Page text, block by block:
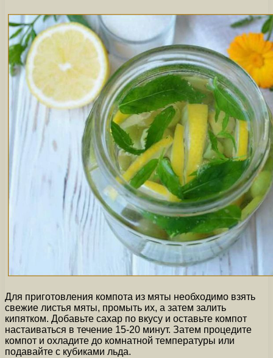
Для приготовления компота из мяты необходимо взять
свежие листья мяты, промыть их, а затем залить
кипятком. Добавьте сахар по вкусу и оставьте компот
настаиваться в течение 15-20 минут. Затем процедите
компот и охладите до комнатной температуры или
подавайте с кубиками льда.